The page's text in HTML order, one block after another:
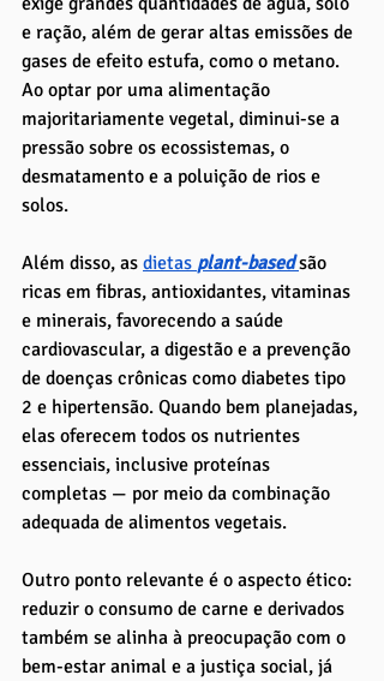
e ração, além de gerar altas emissões de
gases de efeito estufa, como o metano.
Ao optar por uma alimentação
majoritariamente vegetal, diminui-se a
pressão sobre os ecossistemas, o
desmatamento e a poluição de rios e
solos.
Além disso, as dietas plant-based são
ricas em fibras, antioxidantes, vitaminas
e minerais, favorecendo a saúde
cardiovascular, a digestão e a prevenção
de doenças crônicas como diabetes tipo
2 e hipertensão. Quando bem planejadas,
elas oferecem todos os nutrientes
essenciais, inclusive proteínas
completas — por meio da combinação
adequada de alimentos vegetais.
Outro ponto relevante é o aspecto ético:
reduzir o consumo de carne e derivados
também se alinha à preocupação com o
bem-estar animal e a justiça social, já